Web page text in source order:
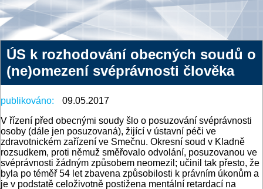
ÚS k rozhodování obecných soudů o
(ne)omezení svéprávnosti člověka
publikováno:
09.05.2017
V řízení před obecnými soudy šlo o posuzování svéprávnosti
osoby (dále jen posuzovaná), žijící v ústavní péči ve
zdravotnickém zařízení ve Smečnu. Okresní soud v Kladně
rozsudkem, proti němuž směřovalo odvolání, posuzovanou ve
svéprávnosti žádným způsobem neomezil; učinil tak přesto, že
byla po téměř 54 let zbavena způsobilosti k právním úkonům a
je v podstatě celoživotně postižena mentální retardací na